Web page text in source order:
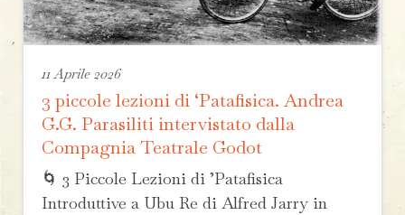
11 Aprile 2026
3 piccole lezioni di ‘Patafisica. Andrea
G.G. Parasiliti intervistato dalla
Compagnia Teatrale Godot
🌀 3 Piccole Lezioni di ’Patafisica
Introduttive a Ubu Re di Alfred Jarry in